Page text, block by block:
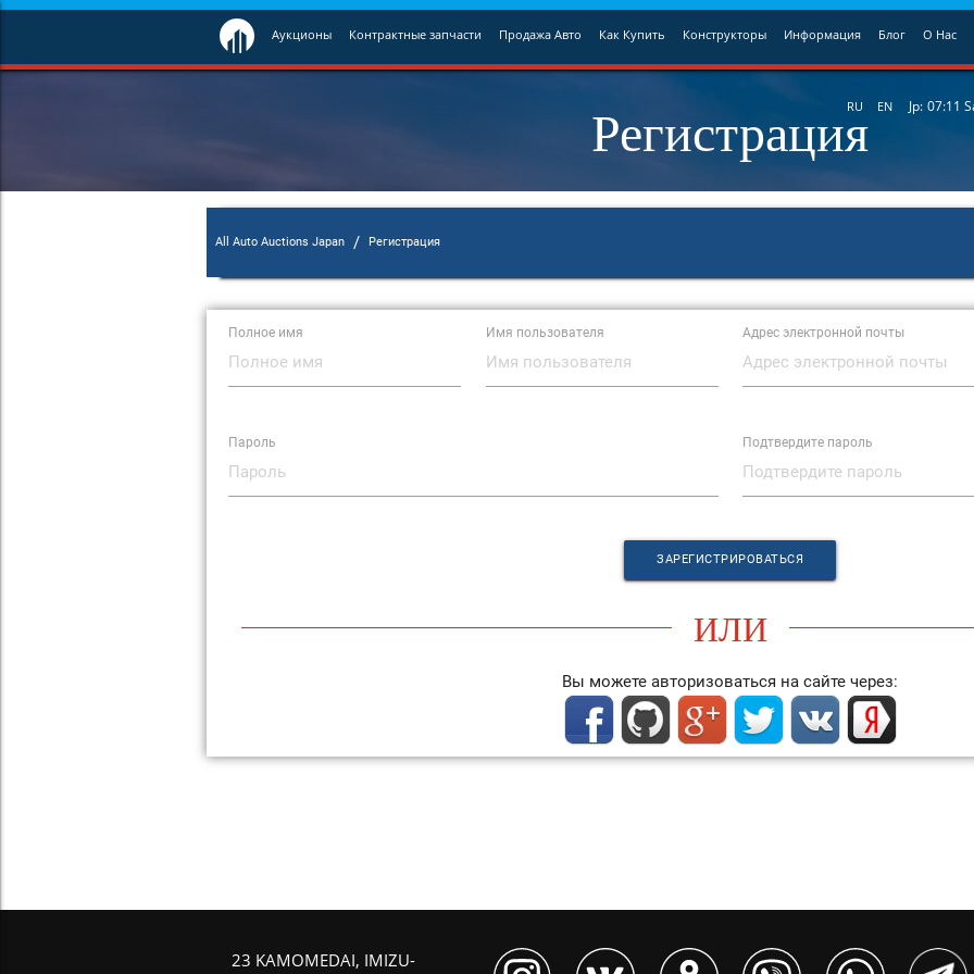
Аукционы Контрактные запчасти Продажа Авто Как Купить Конструкторы Информация Блог О Нас
Jp: 07:11
RU EN
Регистрация
All Auto Auctions Japan / Регистрация
Полное имя Имя пользователя Адрес электронной почты
Пароль Подтвердите пароль
ИЛИ
Вы можете авторизоваться на сайте через:
23 KAMOMEDAI, IMIZU-